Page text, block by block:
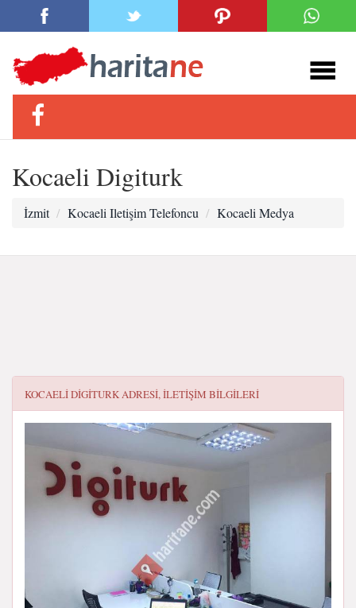
Kocaeli Digiturk
İzmit Kocaeli Iletişim Telefoncu Kocaeli Medya
KOCAELI DIGITURKADRESI, ILETIŞIM BILGILERI